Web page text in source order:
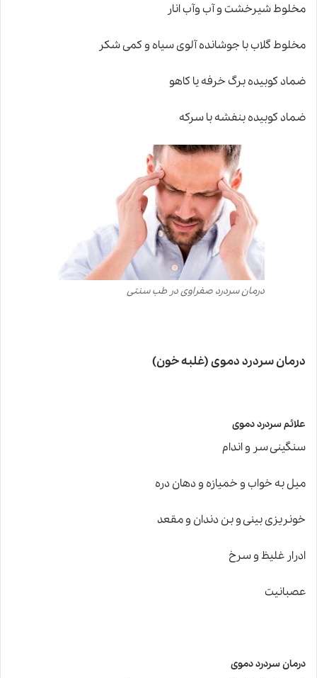
مخلوط شیرخشت و آب وآب انار
مخلوط گلاب با جوشانده آلوی سیاه و کمی شکر
ضماد کوبیده برگ خرفه یا کاهو
ضماد کوبیده بنفشه با سرکه
درمان سردرد صفراوی در طب سنتی
درمان سردرد دموی (غلبه خون)
علائم سردرد دموی
سنگینی سر و اندام
میل به خواب و خمیازه و دهان دره
خونریزی بینی و بن دندان و مقعد
ادرار غلیظ و سرخ
عصبانیت
درمان سردرد دموی